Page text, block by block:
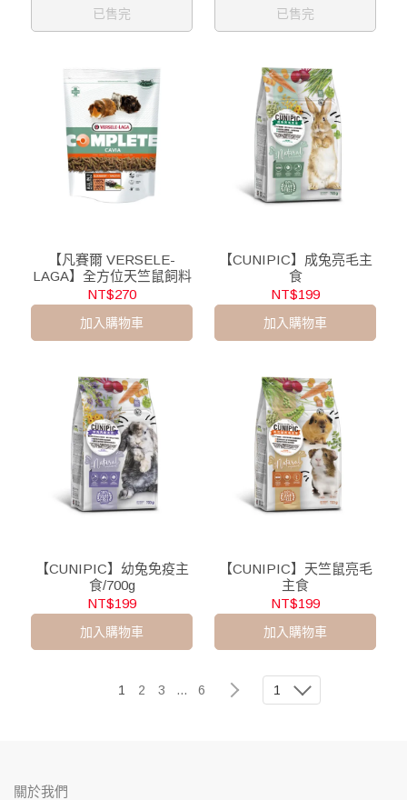
已售完 已售完
【凡賽爾 VERSELE-
LAGA】全方位天竺鼠飼料
NT$270
加入購物車
【CUNIPIC】成兔亮毛主
食
NT$199
加入購物車
【CUNIPIC】幼兔免疫主
食/700g
NT$199
加入購物車
【CUNIPIC】天竺鼠亮毛
主食
NT$199
加入購物車
1 2 3 ... 6 1
關於我們